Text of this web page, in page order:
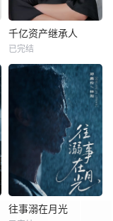
千亿资产继承人
已完结
往事溺在月光